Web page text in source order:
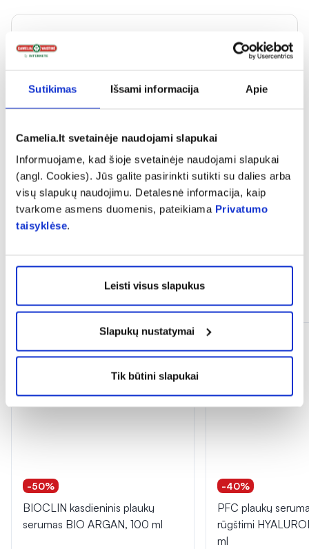
Sutikimas Išsami informacija Apie
Camelia.lt svetainėje naudojami slapukai
Informuojame, kad šioje svetainėje naudojami slapukai
(angl. Cookies). Jūs galite pasirinkti sutikti su dalies arba
visų slapukų naudojimu. Detalesnė informacija, kaip
tvarkome asmens duomenis, pateikiama Privatumo
taisyklėse.
Leisti visus slapukus
Slapukų nustatymai
Tik būtini slapukai
Jovita
Puiki priemonė.
Vartotoja
Panašios prekės
-50%
BIOCLIN kasdieninis plaukų
serumas BIO ARGAN, 100 ml
-40%
PFC plaukų
rūgštimi
ml